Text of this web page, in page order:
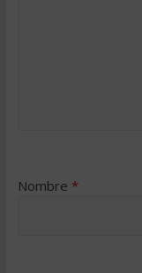
Nombre *